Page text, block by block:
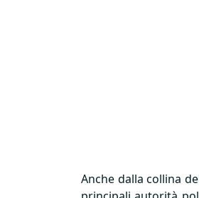
Anche dalla collina